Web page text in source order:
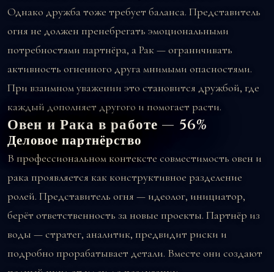
Однако дружба тоже требует баланса. Представитель
огня не должен пренебрегать эмоциональными
потребностями партнёра, а Рак — ограничивать
активность огненного друга мнимыми опасностями.
При взаимном уважении это становится дружбой, где
каждый дополняет другого и помогает расти.
Овен и Рака в работе — 56%
Деловое партнёрство
В профессиональном контексте совместимость овен и
рака проявляется как конструктивное разделение
ролей. Представитель огня — идеолог, инициатор,
берёт ответственность за новые проекты. Партнёр из
воды — стратег, аналитик, предвидит риски и
подробно прорабатывает детали. Вместе они создают